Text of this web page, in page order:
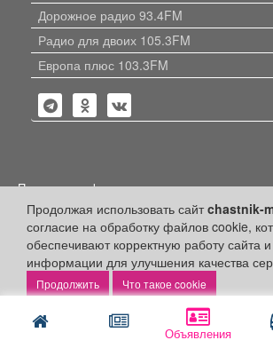
Объявления
Продолжая использовать сайтchastnik-
согласие на обработку файлов cookie,
обеспечивают корректную работу сайта
информации для улучшения качества
Что такое cookie
Дорожное радио 93.4FM
Радио для двоих 105.3FM
Европа плюс 103.3FM
Политика конфиденциальности
Публикации с пометкой «Реклама», «На
«Партнёрский проект» оплачены
Редакция сайта не несет ответственности за
информации, содержащейся в рекламных
объявлениях.
ООО "Частник-М"